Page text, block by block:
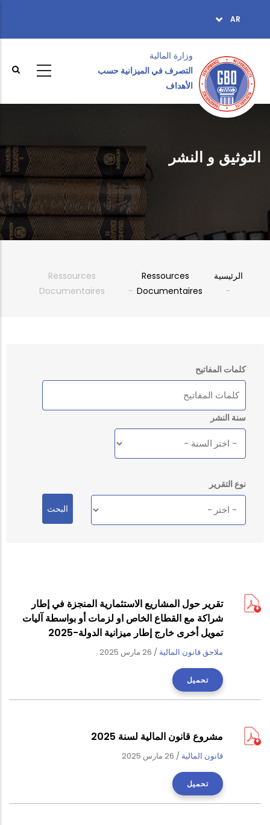
المحتوى
TOPBAR
AR
وزارة المالية ‎
التصرف في الميزانية حسب
الأهداف
التوثيق و النشر
Breadcrumb
الرئيسية
-
Ressources
Documentaires
-
Ressources
Documentaires
كلمات المفاتيح
سنة النشر
نوع التقرير
تقرير حول المشاريع الاستثمارية المنجزة في إطار
شراكة مع القطاع الخاص او لزمات أو بواسطة آليات
تمويل أخرى خارج إطار ميزانية الدولة-2025
ملاحق قانون المالية / 26 مارس 2025
تحميل
مشروع قانون المالية لسنة 2025
قانون المالية / 26 مارس 2025
تحميل